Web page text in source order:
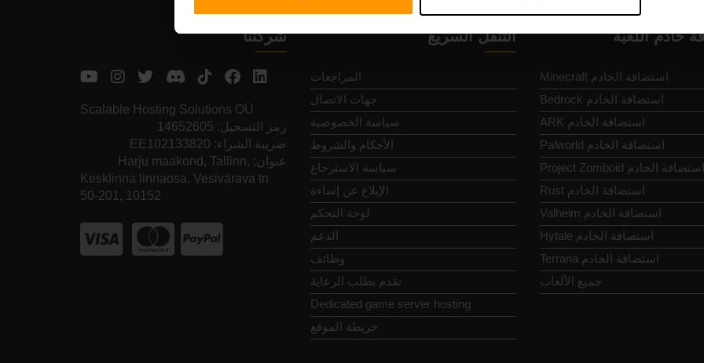
شركتنا
Scalable Hosting Solutions OÜ
رمز التسجيل: 14652605
ضريبة الشراء: EE102133820
عنوان: Harju maakond, Tallinn,
Kesklinna linnaosa, Vesivärava tn
50-201, 10152
التنقل السريع
المراجعات
جهات الاتصال
سياسة الخصوصية
الأحكام والشروط
سياسة الاسترجاع
الإبلاغ عن إساءة
لوحة التحكم
الدعم
وظائف
تقدم بطلب الرعاية
Dedicated game server hosting
خريطة الموقع
خادم اللعبة
Minecraft استضافة الخادم
Bedrock استضافة الخادم
ARK استضافة الخادم
Palworld استضافة الخادم
Project Zomboid استضافة الخادم
Rust استضافة الخادم
Valheim استضافة الخادم
Hytale استضافة الخادم
Terraria استضافة الخادم
جميع الألعاب